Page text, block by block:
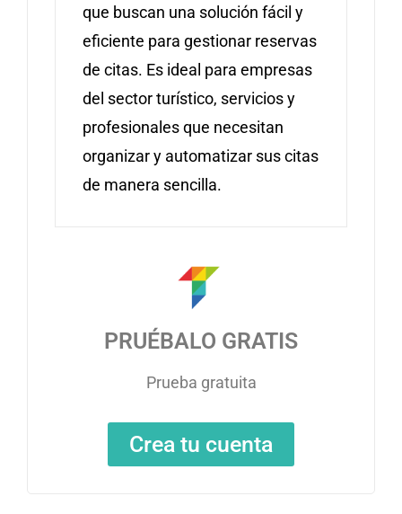
que buscan una solución fácil y
eficiente para gestionar reservas
de citas. Es ideal para empresas
del sector turístico, servicios y
profesionales que necesitan
organizar y automatizar sus citas
de manera sencilla.
PRUÉBALO GRATIS
Prueba gratuita
Crea tu cuenta